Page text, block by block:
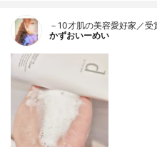
－10才肌の美容愛好家／受
かずおいーめい